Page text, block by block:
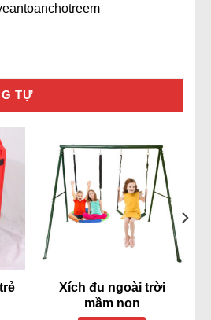
TỰ
Xích đu ngoài trời
mầm non